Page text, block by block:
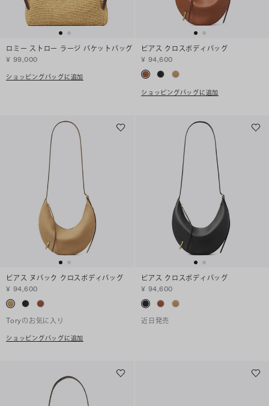
ロミー ストロー ラージ バケットバッグ
¥ 99,000
ショッピングバッグに追加
ピアス クロスボディバッグ
¥ 94,600
ショッピングバッグに追加
ピアス ヌバック クロスボディバッグ
¥ 94,600
Toryのお気に入り
ショッピングバッグに追加
ピアス クロスボディバッグ
¥ 94,600
近日発売